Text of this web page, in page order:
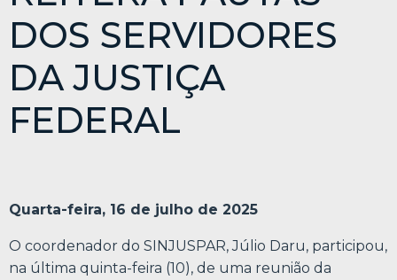
DOS SERVIDORES
DA JUSTIÇA
FEDERAL
Quarta-feira, 16 de julho de 2025
O coordenador do SINJUSPAR, Júlio Daru, participou,
na última quinta-feira (10), de uma reunião da